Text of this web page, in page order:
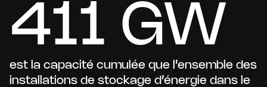
411 GW
est la capacité cumulée que l’ensemble des
installations de stockage d’énergie dans le